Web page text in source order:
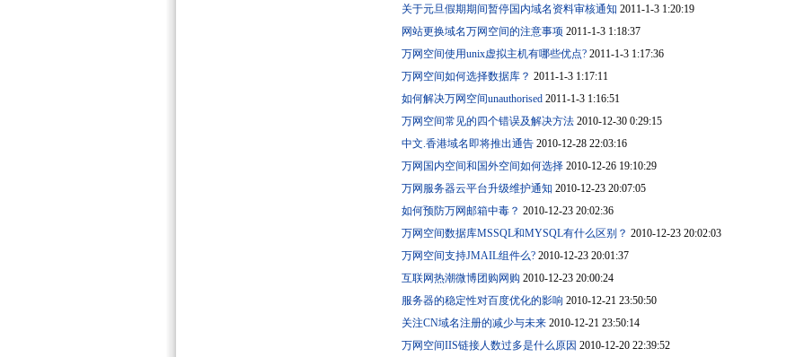
关于元旦假期期间暂停国内域名资料审核通知 2011-1-3 1:20:19
网站更换域名万网空间的注意事项 2011-1-3 1:18:37
万网空间使用unix虚拟主机有哪些优点? 2011-1-3 1:17:36
万网空间如何选择数据库？ 2011-1-3 1:17:11
如何解决万网空间unauthorised 2011-1-3 1:16:51
万网空间常见的四个错误及解决方法 2010-12-30 0:29:15
中文.香港域名即将推出通告 2010-12-28 22:03:16
万网国内空间和国外空间如何选择 2010-12-26 19:10:29
万网服务器云平台升级维护通知 2010-12-23 20:07:05
如何预防万网邮箱中毒？ 2010-12-23 20:02:36
万网空间数据库MSSQL和MYSQL有什么区别？ 2010-12-23 20:02:03
万网空间支持JMAIL组件么? 2010-12-23 20:01:37
互联网热潮微博团购网购 2010-12-23 20:00:24
服务器的稳定性对百度优化的影响 2010-12-21 23:50:50
关注CN域名注册的减少与未来 2010-12-21 23:50:14
万网空间IIS链接人数过多是什么原因 2010-12-20 22:39:52